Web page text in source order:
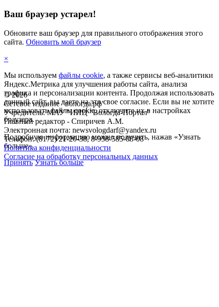
©2026
Сетевое издание "вологда.рф"
Учредитель: МАУ "ИИЦ "Вологда-Портал"
Главный редактор - Спиричев А.М.
Электронная почта: newsvologdarf@yandex.ru
Телефон: (8172) 21-20-38, 8-958-585-08-08
Политика конфиденциальности
Согласие на обработку персональных данных
Ваш браузер устарел!
Обновите ваш браузер для правильного отображения этого
сайта. Обновить мой браузер
×
Мы используем файлы cookie, а также сервисы веб-аналитики
Яндекс.Метрика для улучшения работы сайта, анализа
трафика и персонализации контента. Продолжая использовать
данный сайт, вы даете на это свое согласие. Если вы не хотите
использовать файлы cookie, отключите их в настройках
браузера.
Подробную информацию можно получить, нажав «Узнать
больше».
Принять Узнать больше